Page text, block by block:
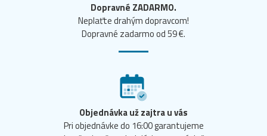
Dopravné ZADARMO.
Neplaťte drahým dopravcom!
Dopravné zadarmo od 59 €.
Objednávka už zajtra u vás
Pri objednávke do 16:00 garantujeme